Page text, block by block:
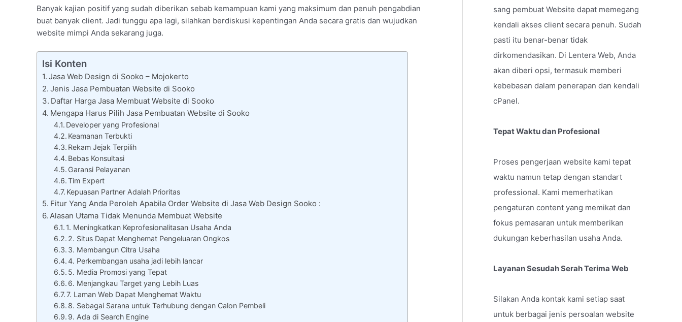
Banyak kajian positif yang sudah diberikan sebab kemampuan kami yang maksimum dan penuh pengabdian
buat banyak client. Jadi tunggu apa lagi, silahkan berdiskusi kepentingan Anda secara gratis dan wujudkan
website mimpi Anda sekarang juga.
Isi Konten
Jasa Web Design di Sooko – Mojokerto
Jenis Jasa Pembuatan Website di Sooko
Daftar Harga Jasa Membuat Website di Sooko
Mengapa Harus Pilih Jasa Pembuatan Website di Sooko
Developer yang Profesional
Keamanan Terbukti
Rekam Jejak Terpilih
Bebas Konsultasi
Garansi Pelayanan
Tim Expert
Kepuasan Partner Adalah Prioritas
Fitur Yang Anda Peroleh Apabila Order Website di Jasa Web Design Sooko :
Alasan Utama Tidak Menunda Membuat Website
1. Meningkatkan Keprofesionalitasan Usaha Anda
2. Situs Dapat Menghemat Pengeluaran Ongkos
3. Membangun Citra Usaha
4. Perkembangan usaha jadi lebih lancar
5. Media Promosi yang Tepat
6. Menjangkau Target yang Lebih Luas
7. Laman Web Dapat Menghemat Waktu
8. Sebagai Sarana untuk Terhubung dengan Calon Pembeli
9. Ada di Search Engine
sang pembuat Website dapat memegang
kendali akses client secara penuh. Sudah
pasti itu benar-benar tidak
dirkomendasikan. Di Lentera Web, Anda
akan diberi opsi, termasuk memberi
kebebasan dalam penerapan dan kendali
cPanel.
Tepat Waktu dan Profesional
Proses pengerjaan website kami tepat
waktu namun tetap dengan standart
professional. Kami memerhatikan
pengaturan content yang memikat dan
fokus pemasaran untuk memberikan
dukungan keberhasilan usaha Anda.
Layanan Sesudah Serah Terima Web
Silakan Anda kontak kami setiap saat
untuk berbagai jenis persoalan website